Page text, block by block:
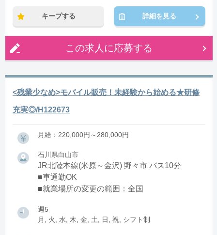
※残業：1〜9時間程度/月
キープする 詳細を見る
この求人に応募する
<残業少なめ>モバイル販売！未経験から始める★研修
充実◎/H122673
月給：220,000円～280,000円
石川県白山市
JR北陸本線(米原～金沢) 野々市 バス10分
■車通勤OK
■就業場所の変更の範囲：全国
週5
月, 火, 水, 木, 金, 土, 日, 祝, シフト制